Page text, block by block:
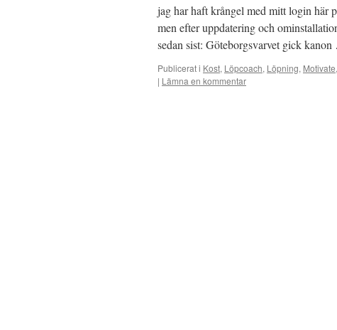
jag har haft krångel med mitt login här
men efter uppdatering och
sedan sist: Göteborgsvarvet gick
Publicerat i Kost, Löpcoach, Löpning, Motivate,
| Lämna en kommentar